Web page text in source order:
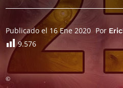
Publicado el 16 Ene 2020 Por
9.576
©